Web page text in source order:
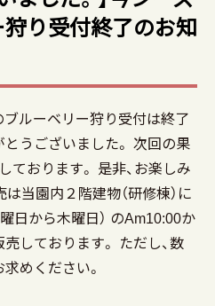
り受付終了のお知
ルーベリー狩り受付は終了
うございました。 次回の果
ております。 是非、お楽しみ
当園内２階建物（研修棟）に
日から木曜日） のAm10:00か
しております。 ただし、数
めください。